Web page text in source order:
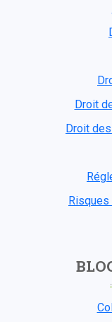
Droit
Droit
Risques